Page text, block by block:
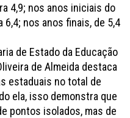
4,9; nos anos iniciais do
6,4; nos anos finais, de 5,4
de Estado da Educação
de Almeida destaca
estaduais no total de
ela, isso demonstra que
pontos isolados, mas de